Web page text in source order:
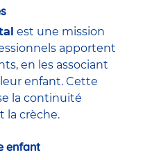
est une mission
apportent
en les associant
enfant. Cette
la continuité
la crèche.
enfant